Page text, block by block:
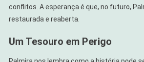
conflitos. A esperança é que, no futuro,
restaurada e reaberta.
Um Tesouro em Perigo